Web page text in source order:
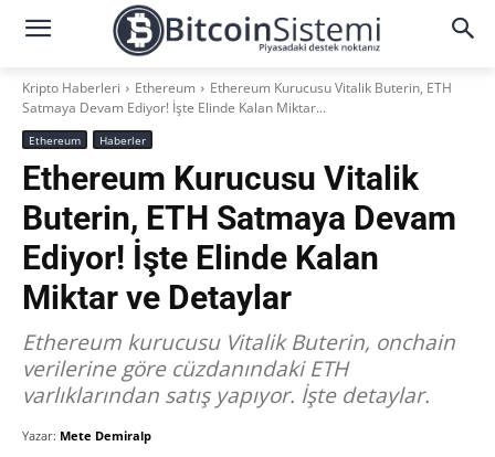
Kripto Haberleri Ethereum
Ethereum Kurucusu Vitalik Buterin, ETH
Satmaya Devam Ediyor! İşte Elinde Kalan Miktar...
Ethereum Haberler
Ethereum Kurucusu Vitalik
Buterin, ETH Satmaya Devam
Ediyor! İşte Elinde Kalan
Miktar ve Detaylar
Ethereum kurucusu Vitalik Buterin, onchain
verilerine göre cüzdanındaki ETH
varlıklarından satış yapıyor. İşte detaylar.
Yazar: Mete Demiralp